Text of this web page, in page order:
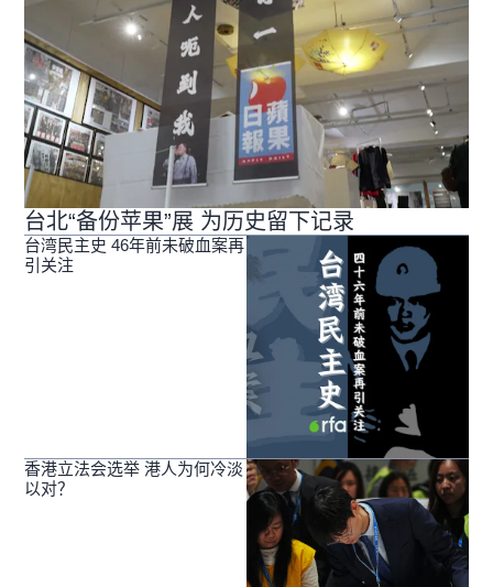
台北“备份苹果”展 为历史留下记录
台湾民主史 46年前未破血案再
引关注
香港立法会选举 港人为何冷淡
以对？